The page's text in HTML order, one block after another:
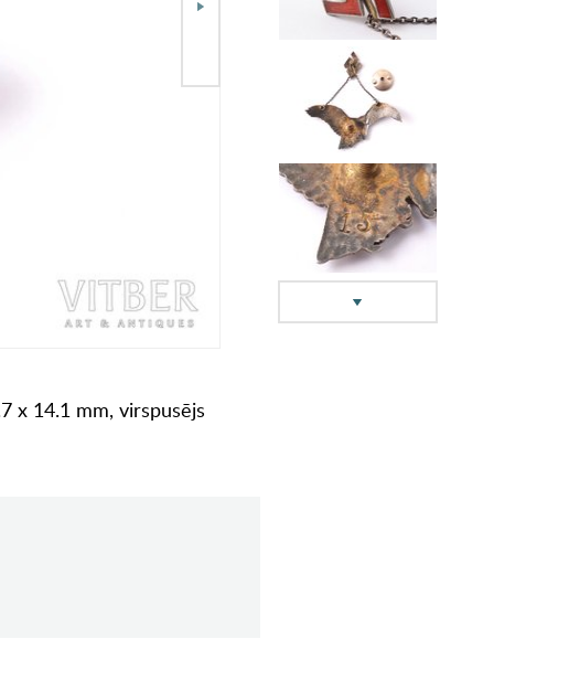
x 14.1 mm, virspusējs